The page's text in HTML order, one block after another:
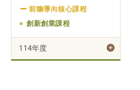
前瞻導向核心課程
創新創業課程
114年度